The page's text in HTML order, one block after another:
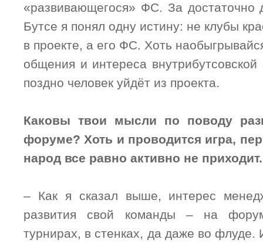
«развивающегося» ФС. За достаточно
Бутсе я понял одну истину: не клубы
в проекте, а его ФС. Хоть
общения и интереса
поздно человек уйдёт из проекта.
Каковы твои мысли по поводу
форуме? Хоть и проводится игра,
народ все равно активно не
– Как я сказал выше, интерес
развития свой команды – на
турнирах, в стенках, да даже во